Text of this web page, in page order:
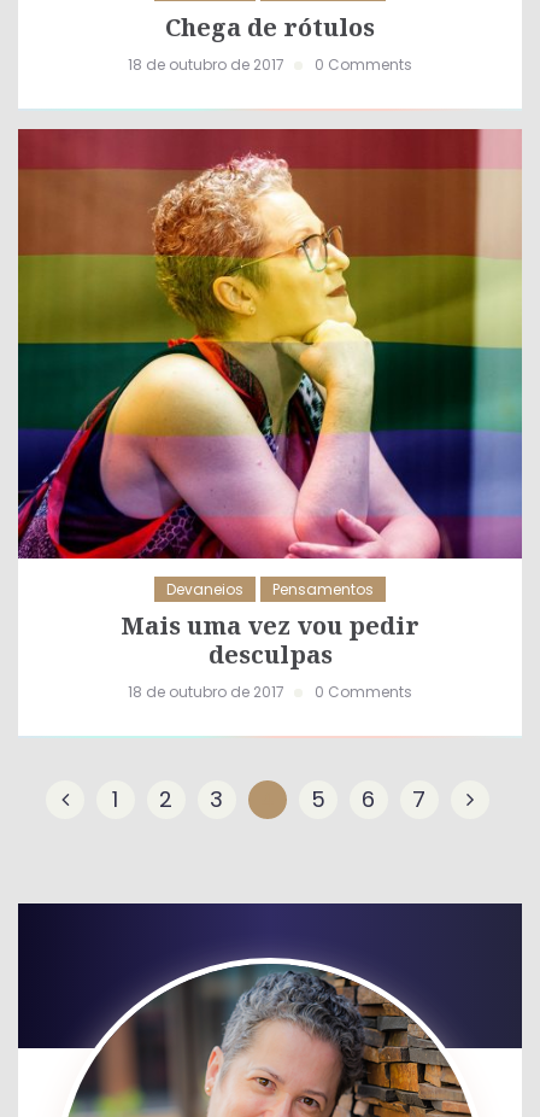
Chega de rótulos
18 de outubro de 2017 0 Comments
Devaneios Pensamentos
Mais uma vez vou pedir
desculpas
18 de outubro de 2017 0 Comments
1 2 3 5 6 7